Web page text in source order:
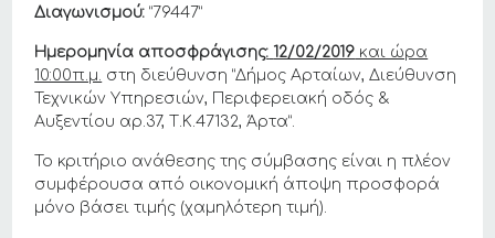
Διαγωνισμού: “79447”
Ημερομηνία αποσφράγισης: 12/02/2019 και ώρα
10:00π.μ. στη διεύθυνση “Δήμος Αρταίων, Διεύθυνση
Τεχνικών Υπηρεσιών, Περιφερειακή οδός &
Αυξεντίου αρ.37, Τ.Κ.47132, Άρτα”.
Το κριτήριο ανάθεσης της σύμβασης είναι η πλέον
συμφέρουσα από οικονομική άποψη προσφορά
μόνο βάσει τιμής (χαμηλότερη τιμή).